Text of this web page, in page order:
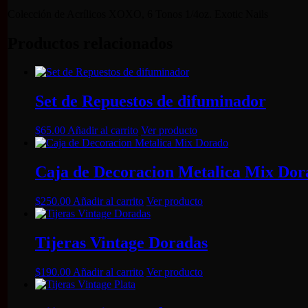
Set de Repuestos de difuminador
$65.00 Añadir al carrito Ver producto
Caja de Decoracion Metalica Mix
$250.00 Añadir al carrito Ver producto
Tijeras Vintage Doradas
$190.00 Añadir al carrito Ver producto